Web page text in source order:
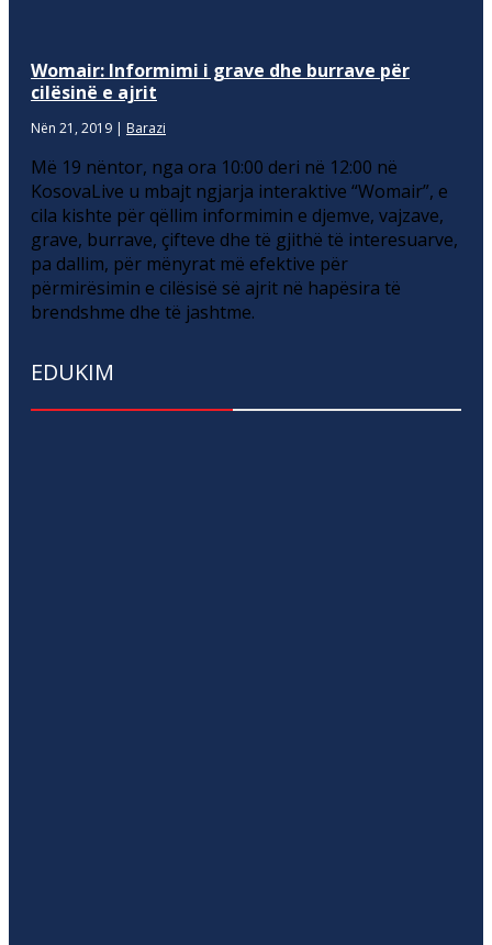
Womair: Informimi i grave dhe burrave për
cilësinë e ajrit
Nën 21, 2019 | Barazi
Më 19 nëntor, nga ora 10:00 deri në 12:00 në
KosovaLive u mbajt ngjarja interaktive “Womair”, e
cila kishte për qëllim informimin e djemve, vajzave,
grave, burrave, çifteve dhe të gjithë të interesuarve,
pa dallim, për mënyrat më efektive për
përmirësimin e cilësisë së ajrit në hapësira të
brendshme dhe të jashtme.
EDUKIM